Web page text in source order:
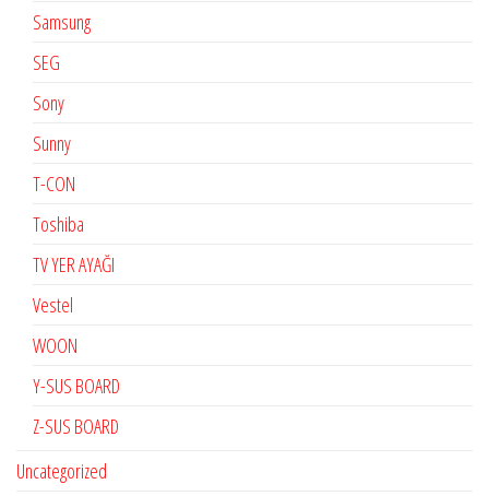
Samsung
SEG
Sony
Sunny
T-CON
Toshiba
TV YER AYAĞI
Vestel
WOON
Y-SUS BOARD
Z-SUS BOARD
Uncategorized